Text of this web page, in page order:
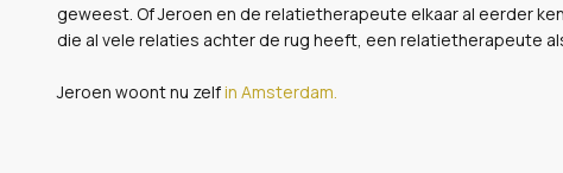
geweest. Of Jeroen en de relatietherapeute elkaar al eerder
die al vele relaties achter de rug heeft, een relatietherapeute
Jeroen woont nu zelfin Amsterdam.